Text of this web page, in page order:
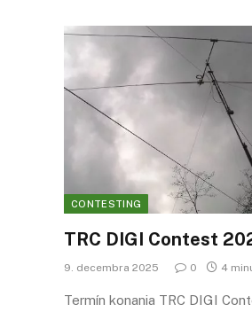
CONTESTING
TRC DIGI Contest
9. decembra 2025 0 4
Termín konania TRC DIGI